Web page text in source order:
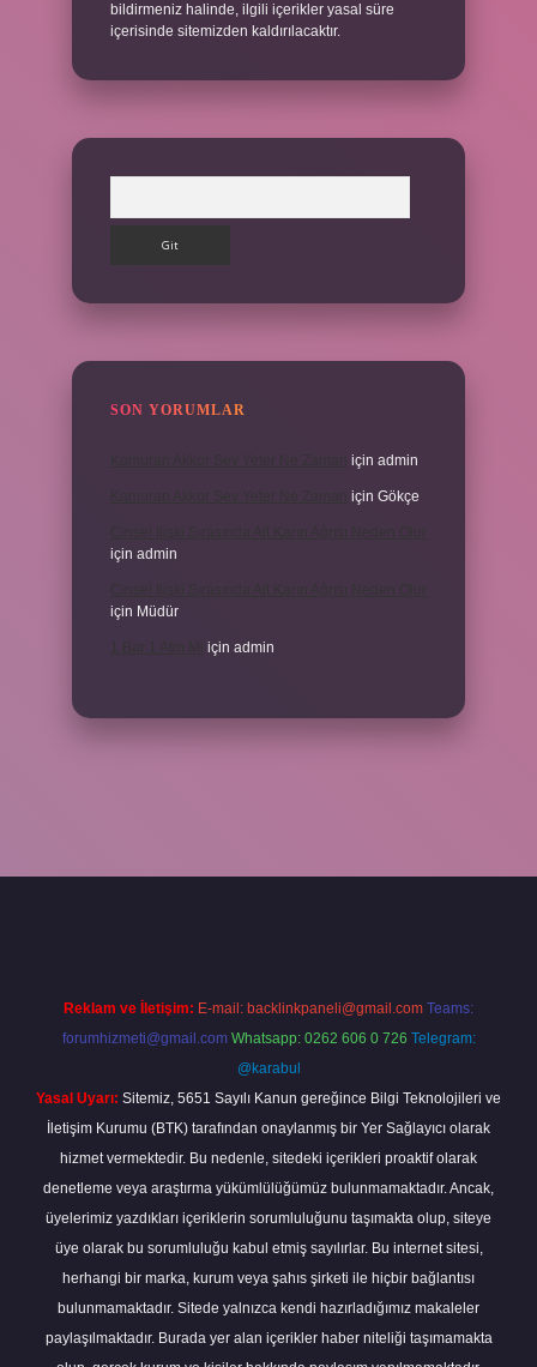
bildirmeniz halinde, ilgili içerikler yasal süre
içerisinde sitemizden kaldırılacaktır.
SON YORUMLAR
için admin
için Gökçe
için admin
için Müdür
için admin
Reklam ve İletişim: E-mail: backlinkpaneli@gmail.com Teams:
forumhizmeti@gmail.com Whatsapp: 0262 606 0 726 Telegram:
@karabul
Yasal Uyarı: Sitemiz, 5651 Sayılı Kanun gereğince Bilgi Teknolojileri ve
İletişim Kurumu (BTK) tarafından onaylanmış bir Yer Sağlayıcı olarak
hizmet vermektedir. Bu nedenle, sitedeki içerikleri proaktif olarak
denetleme veya araştırma yükümlülüğümüz bulunmamaktadır. Ancak,
üyelerimiz yazdıkları içeriklerin sorumluluğunu taşımakta olup, siteye
üye olarak bu sorumluluğu kabul etmiş sayılırlar. Bu internet sitesi,
herhangi bir marka, kurum veya şahıs şirketi ile hiçbir bağlantısı
bulunmamaktadır. Sitede yalnızca kendi hazırladığımız makaleler
paylaşılmaktadır. Burada yer alan içerikler haber niteliği taşımamakta